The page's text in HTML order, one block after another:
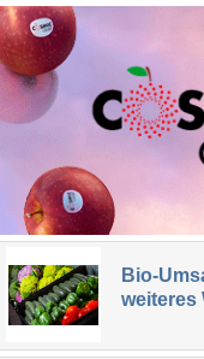
Bio-
weiteres